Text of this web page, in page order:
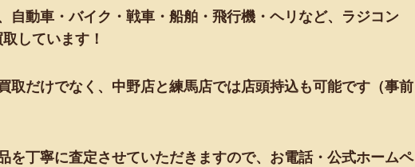
自動車・バイク・戦車・船舶・飛行機・ヘリなど、ラジコン
しています！
取だけでなく、中野店と練馬店では店頭持込も可能です（事前
を丁寧に査定させていただきますので、お電話・公式ホームペ